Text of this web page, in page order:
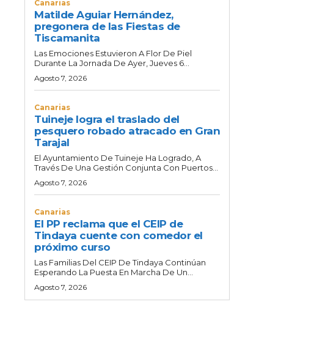
Canarias
Matilde Aguiar Hernández,
pregonera de las Fiestas de
Tiscamanita
Las Emociones Estuvieron A Flor De Piel
Durante La Jornada De Ayer, Jueves 6...
Agosto 7, 2026
Canarias
Tuineje logra el traslado del
pesquero robado atracado en Gran
Tarajal
El Ayuntamiento De Tuineje Ha Logrado, A
Través De Una Gestión Conjunta Con Puertos...
Agosto 7, 2026
Canarias
El PP reclama que el CEIP de
Tindaya cuente con comedor el
próximo curso
Las Familias Del CEIP De Tindaya Continúan
Esperando La Puesta En Marcha De Un...
Agosto 7, 2026